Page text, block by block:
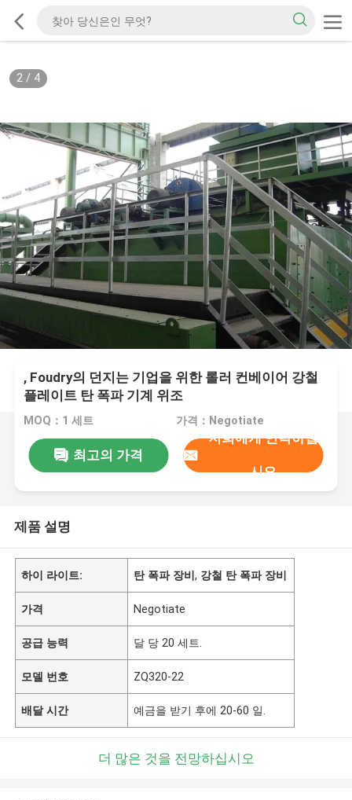
2/ 4
, Foudry의 던지는 기업을 위한 롤러 컨베이어 강철
플레이트 탄 폭파 기계 위조
MOQ：1 세트 가격：Negotiate
최고의 가격
저희에게 연락하십
시오
제품 설명
하이 라이트: 탄 폭파 장비, 강철 탄 폭파 장비
가격 Negotiate
공급 능력 달 당 20 세트.
모델 번호 ZQ320-22
배달 시간 예금을 받기 후에 20-60 일.
더 많은 것을 전망하십시오